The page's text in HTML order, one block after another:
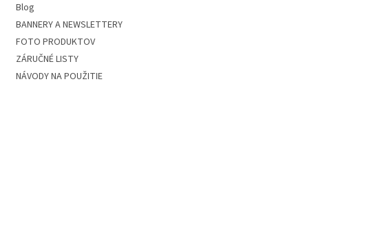
Blog
BANNERY A NEWSLETTERY
FOTO PRODUKTOV
ZÁRUČNÉ LISTY
NÁVODY NA POUŽITIE